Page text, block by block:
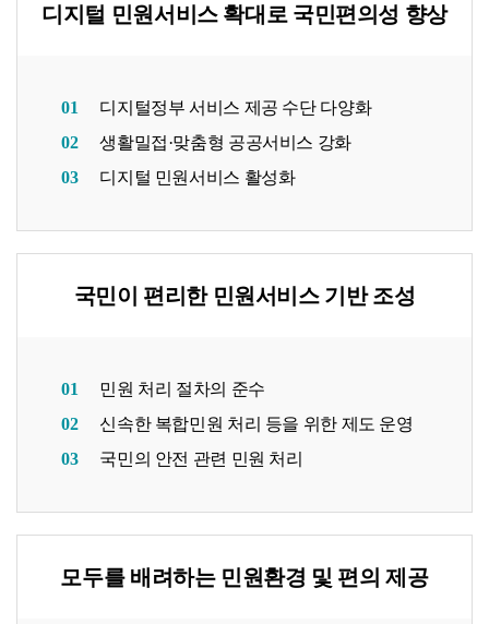
디지털 민원서비스 확대로 국민편의성 향상
01
디지털정부 서비스 제공 수단 다양화
02
생활밀접·맞춤형 공공서비스 강화
03
디지털 민원서비스 활성화
국민이 편리한 민원서비스 기반 조성
01
민원 처리 절차의 준수
02
신속한 복합민원 처리 등을 위한 제도 운영
03
국민의 안전 관련 민원 처리
모두를 배려하는 민원환경 및 편의 제공